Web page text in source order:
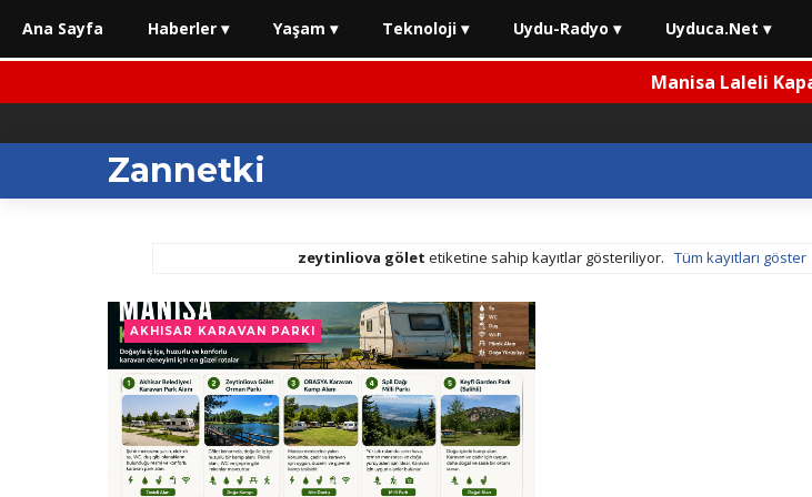
Sarımsaklı Plajı
Zannetki
zeytinliova gölet etiketine sahip kayıtlar gösteriliyor. Tüm kayıtları göster
AKHISAR KARAVAN PARKI
Ana Sayfa Haberler ▾ Yaşam ▾ Teknoloji ▾ Uydu-Radyo ▾ Uyduca.Net ▾